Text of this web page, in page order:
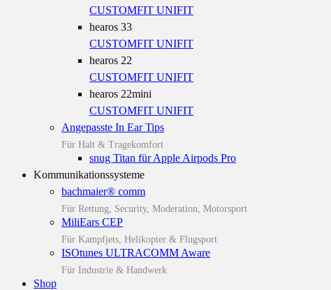
CUSTOMFIT UNIFIT
hearos 33
CUSTOMFIT UNIFIT
hearos 22
CUSTOMFIT UNIFIT
hearos 22mini
CUSTOMFIT UNIFIT
Angepasste In Ear Tips
Für Halt & Tragekomfort
snug Titan für Apple Airpods Pro
Kommunikationssysteme
bachmaier® comm
Für Rettung, Security, Moderation, Motorsport
MiliEars CEP
Für Kampfjets, Helikopter & Flugsport
ISOtunes ULTRACOMM Aware
Für Industrie & Handwerk
Shop